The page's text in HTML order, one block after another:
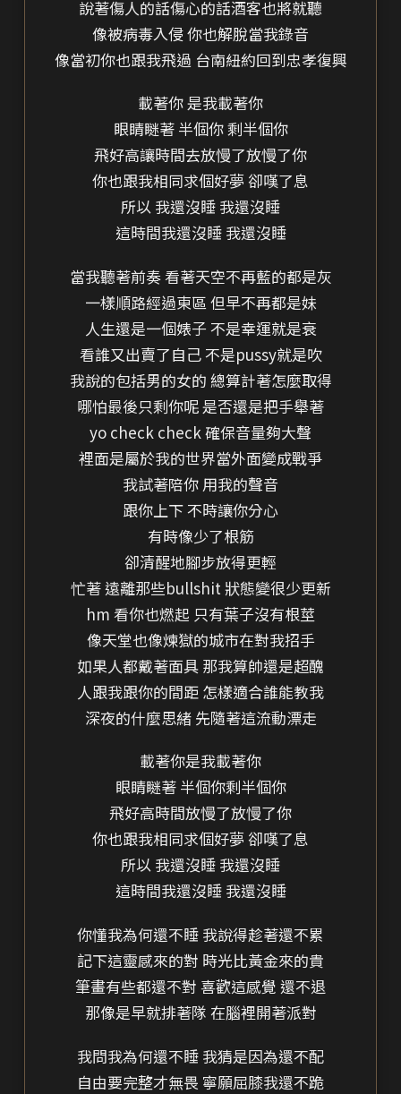
說著傷人的話傷心的話酒客也將就聽
像被病毒入侵 你也解脫當我錄音
像當初你也跟我飛過 台南紐約回到忠孝復興
載著你 是我載著你
眼睛瞇著 半個你 剩半個你
飛好高讓時間去放慢了放慢了你
你也跟我相同求個好夢 卻嘆了息
所以 我還沒睡 我還沒睡
這時間我還沒睡 我還沒睡
當我聽著前奏 看著天空不再藍的都是灰
一樣順路經過東區 但早不再都是妹
人生還是一個婊子 不是幸運就是衰
看誰又出賣了自己 不是pussy就是吹
我說的包括男的女的 總算計著怎麼取得
哪怕最後只剩你呢 是否還是把手舉著
yo check check 確保音量夠大聲
裡面是屬於我的世界當外面變成戰爭
我試著陪你 用我的聲音
跟你上下 不時讓你分心
有時像少了根筋
卻清醒地腳步放得更輕
忙著 遠離那些bullshit 狀態變很少更新
hm 看你也燃起 只有葉子沒有根莖
像天堂也像煉獄的城市在對我招手
如果人都戴著面具 那我算帥還是超醜
人跟我跟你的間距 怎樣適合誰能教我
深夜的什麼思緒 先隨著這流動漂走
載著你是我載著你
眼睛瞇著 半個你剩半個你
飛好高時間放慢了放慢了你
你也跟我相同求個好夢 卻嘆了息
所以 我還沒睡 我還沒睡
這時間我還沒睡 我還沒睡
你懂我為何還不睡 我說得趁著還不累
記下這靈感來的對 時光比黃金來的貴
筆畫有些都還不對 喜歡這感覺 還不退
那像是早就排著隊 在腦裡開著派對
我問我為何還不睡 我猜是因為還不配
自由要完整才無畏 寧願屈膝我還不跪